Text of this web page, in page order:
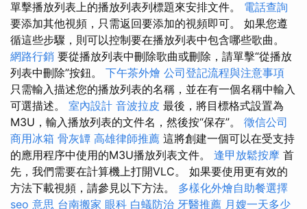
單擊播放列表上的播放列表列標題來安排文件。 電話查詢
要添加其他視頻，只需返回要添加的視頻即可。 如果您遵
循這些步驟，則可以控制要在播放列表中包含哪些歌曲。
網路行銷 要從播放列表中刪除歌曲或刪除，請單擊“從播放
列表中刪除”按鈕。 下午茶外燴 公司登記流程與注意事項
只需輸入描述您的播放列表的名稱，並在有一個名稱中輸入
可選描述。 室內設計 音波拉皮 最後，將目標格式設置為
M3U，輸入播放列表的文件名，然後按“保存”。 徵信公司
商用冰箱 骨灰罈 高雄律師推薦 這將創建一個可以在受支持
的應用程序中使用的M3U播放列表文件。 逢甲放鬆按摩 首
先，我們需要在計算機上打開VLC。 如果要使用更有效的
方法下載視頻，請參見以下方法。 多樣化外燴自助餐選擇
seo 意思 台南搬家 眼科 白蟻防治 牙醫推薦 月嫂一天多少